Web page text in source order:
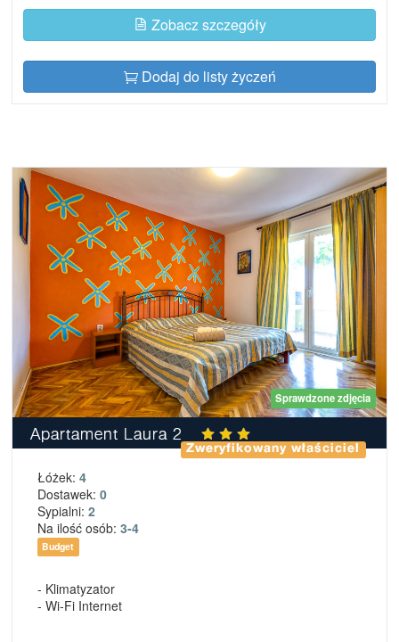
Zobacz szczegóły
Dodaj do listy życzeń
Sprawdzone zdjęcia
Apartament Laura 2
Zweryfikowany właściciel
Łóżek: 4
Dostawek: 0
Sypialni: 2
Na ilość osób: 3-4
Budget
- Klimatyzator
- Wi-Fi Internet